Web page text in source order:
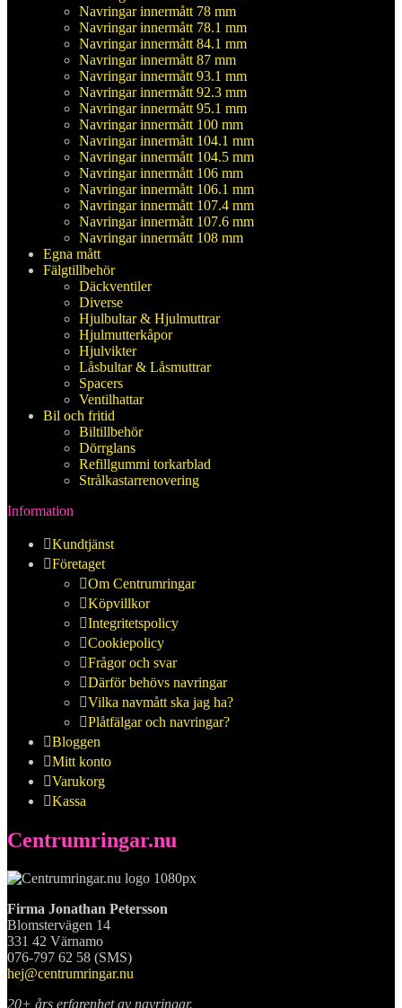
Navringar innermått 78 mm
Navringar innermått 78.1 mm
Navringar innermått 84.1 mm
Navringar innermått 87 mm
Navringar innermått 93.1 mm
Navringar innermått 92.3 mm
Navringar innermått 95.1 mm
Navringar innermått 100 mm
Navringar innermått 104.1 mm
Navringar innermått 104.5 mm
Navringar innermått 106 mm
Navringar innermått 106.1 mm
Navringar innermått 107.4 mm
Navringar innermått 107.6 mm
Navringar innermått 108 mm
Egna mått
Fälgtillbehör
Däckventiler
Diverse
Hjulbultar & Hjulmuttrar
Hjulmutterkåpor
Hjulvikter
Låsbultar & Låsmuttrar
Spacers
Ventilhattar
Bil och fritid
Biltillbehör
Dörrglans
Refillgummi torkarblad
Strålkastarrenovering
Information
Kundtjänst
Företaget
Om Centrumringar
Köpvillkor
Integritetspolicy
Cookiepolicy
Frågor och svar
Därför behövs navringar
Vilka navmått ska jag ha?
Plåtfälgar och navringar?
Bloggen
Mitt konto
Varukorg
Kassa
Centrumringar.nu
Firma Jonathan Petersson
Blomstervägen 14
331 42 Värnamo
076-797 62 58 (SMS)
hej@centrumringar.nu
20+ års erfarenhet av navringar.